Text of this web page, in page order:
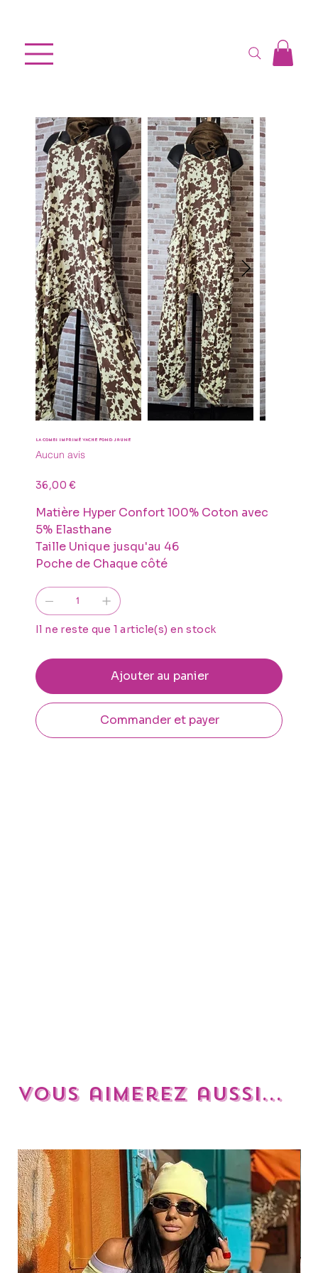
LA COMBI imprimé VACHE Fond Jaune
Aucun avis
Prix
36,00 €
Matière Hyper Confort 100% Coton avec
5% Elasthane
Taille Unique jusqu'au 46
Poche de Chaque côté
Il ne reste que 1 article(s) en stock
Ajouter au panier
Commander et payer
Vous aimerez aussi...